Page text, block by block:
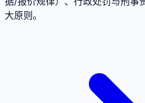
大原则。